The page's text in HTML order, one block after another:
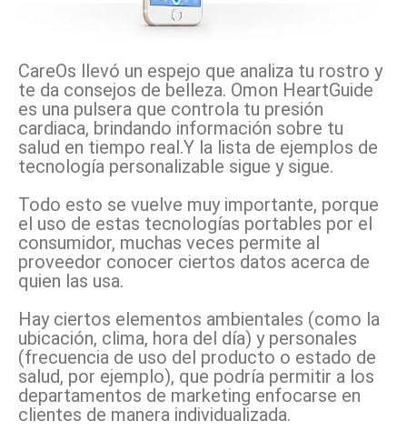
CareOs llevó un espejo que analiza tu rostro y
te da consejos de belleza. Omon HeartGuide
es una pulsera que controla tu presión
cardiaca, brindando información sobre tu
salud en tiempo real.Y la lista de ejemplos de
tecnología personalizable sigue y sigue.
Todo esto se vuelve muy importante, porque
el uso de estas tecnologías portables por el
consumidor, muchas veces permite al
proveedor conocer ciertos datos acerca de
quien las usa.
Hay ciertos elementos ambientales (como la
ubicación, clima, hora del día) y personales
(frecuencia de uso del producto o estado de
salud, por ejemplo), que podría permitir a los
departamentos de marketing enfocarse en
clientes de manera individualizada.